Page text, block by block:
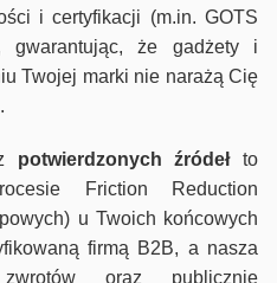
i certyfikacji (m.in. GOTS
gwarantując, że gadżety i
Twojej marki nie narażą Cię
potwierdzonych źródełto
Friction Reduction
u Twoich końcowych
firmą B2B, a nasza
oraz publicznie